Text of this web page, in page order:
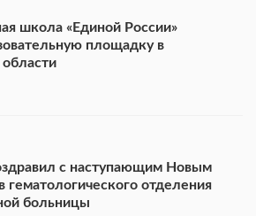
школа «Единой России»
площадку в
с наступающим Новым
гематологического отделения
больницы